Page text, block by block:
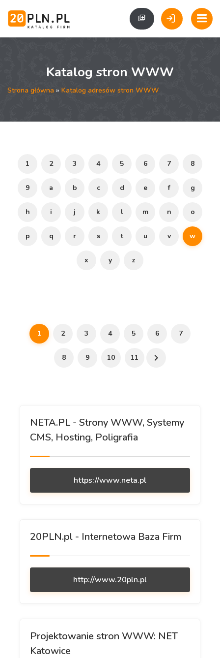
Katalog stron WWW
Strona główna » Katalog adresów stron WWW
1 2 3 4 5 6 7 8
9 a b c d e f g
h i j k l m n o
p q r s t u v w
x y z
1 2 3 4 5 6 7
8 9 10 11
NETA.PL - Strony WWW, Systemy
CMS, Hosting, Poligrafia
https://www.neta.pl
20PLN.pl - Internetowa Baza Firm
http://www.20pln.pl
Projektowanie stron WWW: NET
Katowice